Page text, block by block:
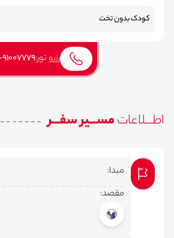
کودک بدون تخت
رزرو تور:
اطـــلاعاتمســـیر سفـــر
مبدا:
مقصد: